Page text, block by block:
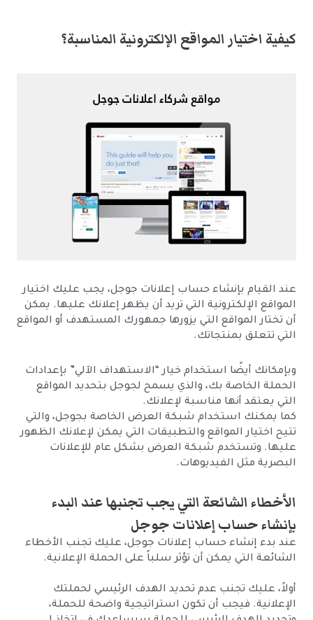
كيفية اختيار المواقع الإلكترونية المناسبة؟
عند القيام بإنشاء حساب إعلانات جوجل، يجب عليك اختيار
المواقع الإلكترونية التي تريد أن يظهر إعلانك عليها. يمكن
أن تختار المواقع التي يزورها جمهورك المستهدف أو المواقع
التي تتعلق بمنتجاتك.
وبإمكانك أيضًا استخدام خيار “الاستهداف الآلي” بإعدادات
الحملة الخاصة بك، والذي يسمح لجوجل بتحديد المواقع
التي يعتقد أنها مناسبة لإعلانك.
كما يمكنك استخدام شبكة العرض الخاصة بجوجل، والتي
تتيح اختيار المواقع والتطبيقات التي يمكن لإعلانك الظهور
عليها. وتستخدم شبكة العرض بشكل عام للإعلانات
البصرية مثل الفيديوهات.
الأخطاء الشائعة التي يجب تجنبها عند البدء
بإنشاء حساب إعلانات جوجل
عند بدء إنشاء حساب إعلانات جوجل، عليك تجنب الأخطاء
الشائعة التي يمكن أن تؤثر سلباً على الحملة الإعلانية.
أولاً، عليك تجنب عدم تحديد الهدف الرئيسي لحملتك
الإعلانية. فيجب أن تكون استراتيجية واضحة للحملة،